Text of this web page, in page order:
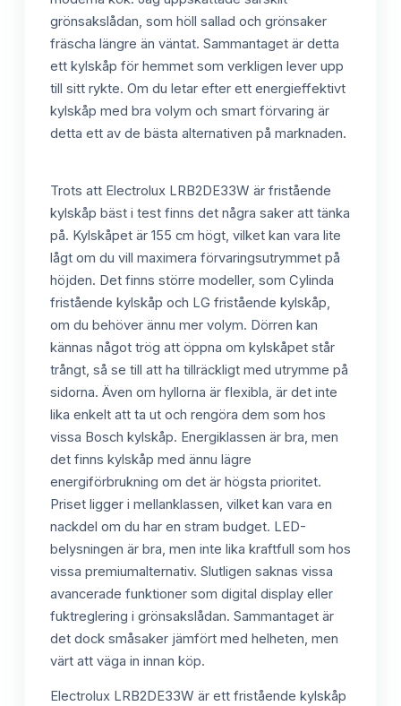
grönsakslådan, som höll sallad och grönsaker
fräscha längre än väntat. Sammantaget är detta
ett kylskåp för hemmet som verkligen lever upp
till sitt rykte. Om du letar efter ett energieffektivt
kylskåp med bra volym och smart förvaring är
detta ett av de bästa alternativen på marknaden.
Trots att Electrolux LRB2DE33W är fristående
kylskåp bäst i test finns det några saker att tänka
på. Kylskåpet är 155 cm högt, vilket kan vara lite
lågt om du vill maximera förvaringsutrymmet på
höjden. Det finns större modeller, som Cylinda
fristående kylskåp och LG fristående kylskåp,
om du behöver ännu mer volym. Dörren kan
kännas något trög att öppna om kylskåpet står
trångt, så se till att ha tillräckligt med utrymme på
sidorna. Även om hyllorna är flexibla, är det inte
lika enkelt att ta ut och rengöra dem som hos
vissa Bosch kylskåp. Energiklassen är bra, men
det finns kylskåp med ännu lägre
energiförbrukning om det är högsta prioritet.
Priset ligger i mellanklassen, vilket kan vara en
nackdel om du har en stram budget. LED-
belysningen är bra, men inte lika kraftfull som hos
vissa premiumalternativ. Slutligen saknas vissa
avancerade funktioner som digital display eller
fuktreglering i grönsakslådan. Sammantaget är
det dock småsaker jämfört med helheten, men
värt att väga in innan köp.
Electrolux LRB2DE33W är ett fristående kylskåp